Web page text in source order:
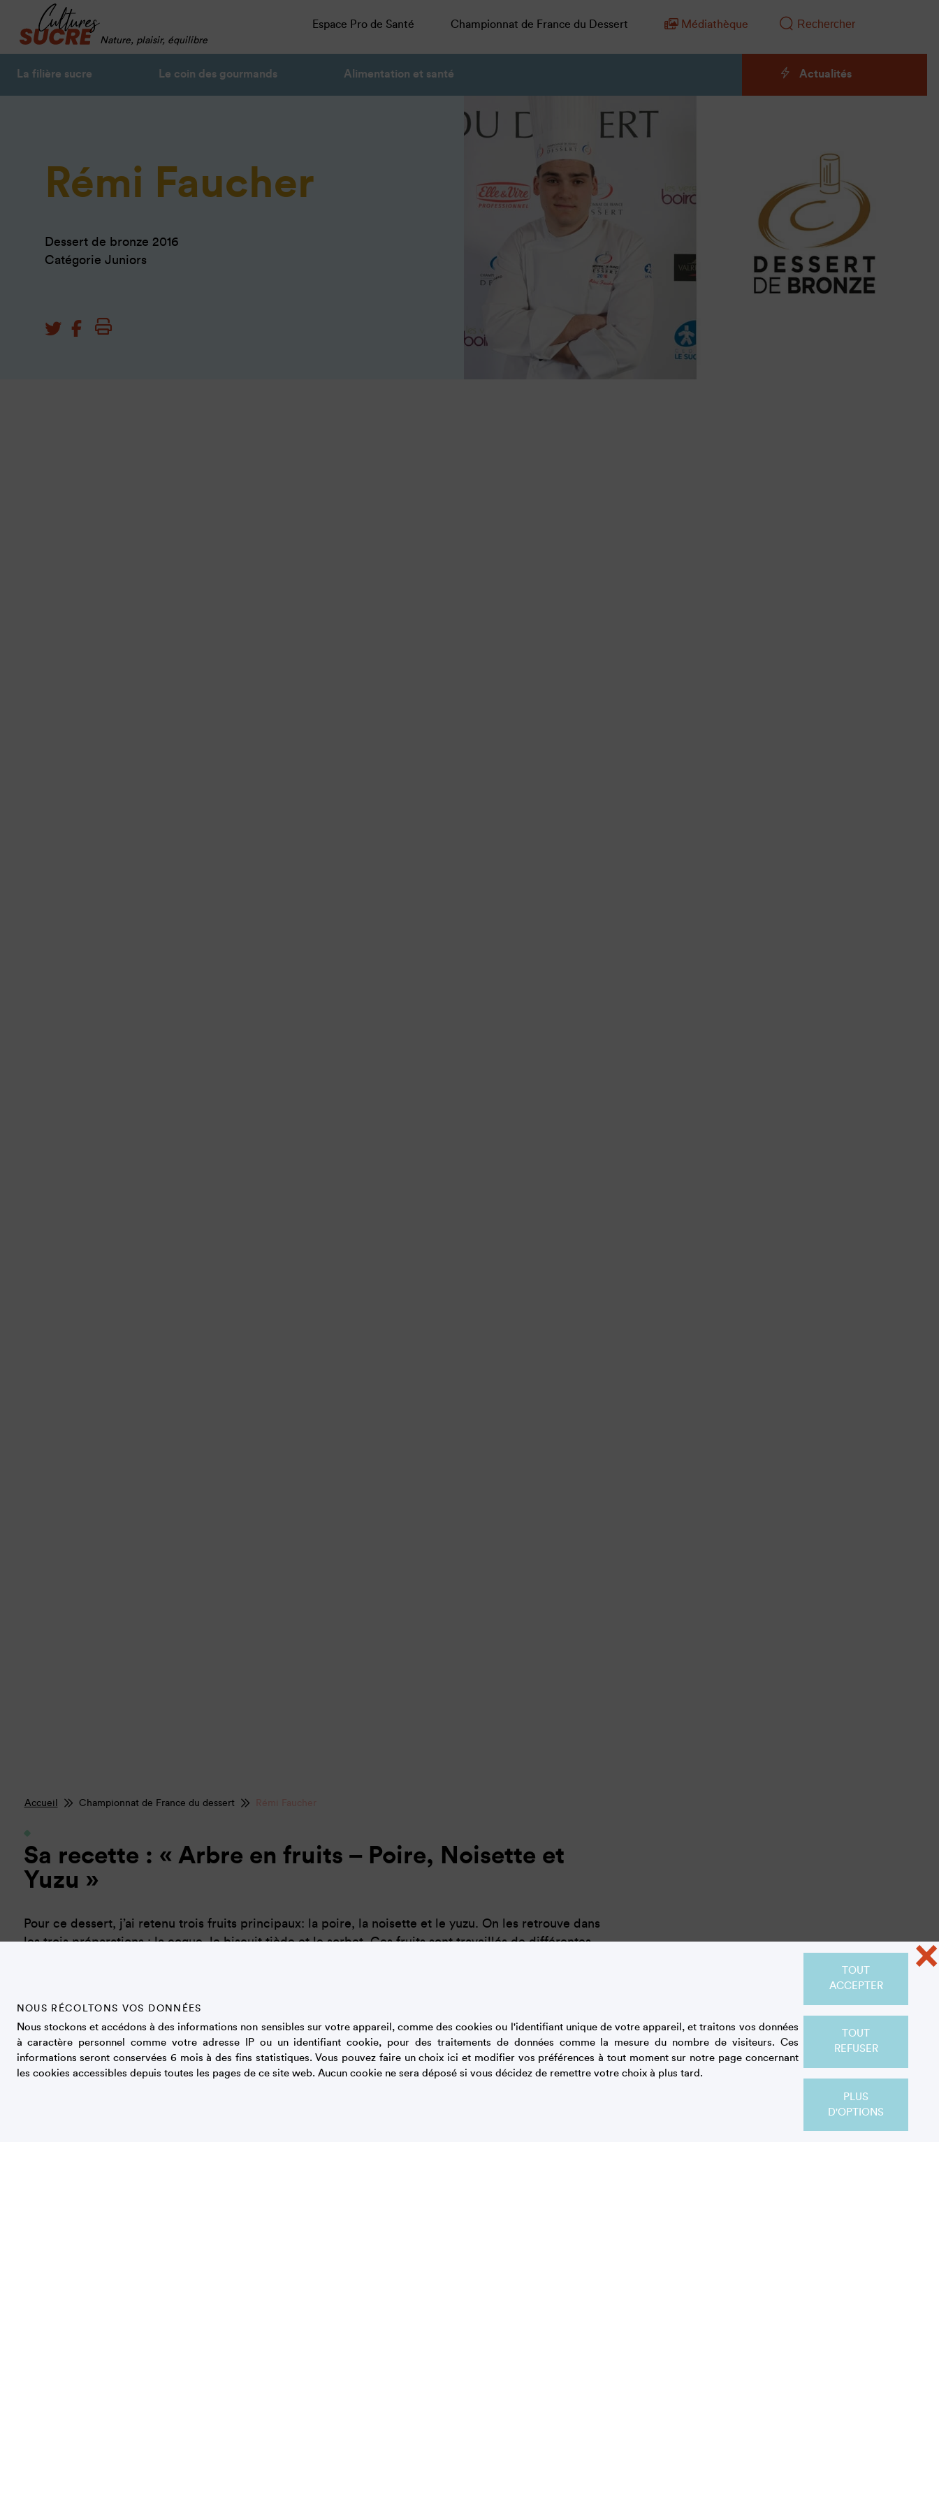
Nature, plaisir, équilibre
Espace Pro de Santé Championnat de France du Dessert Médiathèque
La filière sucre Le coin des gourmands Alimentation et santé Actualités
Rémi Faucher
Dessert de bronze 2016
Catégorie Juniors
Accueil Championnat de France du dessert Rémi Faucher
Sa recette : « Arbre en fruits – Poire, Noisette et
Yuzu »
Pour ce dessert, j’ai retenu trois fruits principaux: la poire, la noisette et le yuzu. On les retrouve dans
les trois préparations : la coque, le biscuit tiède et le sorbet. Ces fruits sont travaillés de différentes
A cela s ‘ajoute quelques «assaisonnements » : un coulis de citron vert, des pluches de limon cress et
du citron caviar. Tous ces fruits proviennent d’arbres ou d’arbustes d’ici ou d’ailleurs et ont été cueillis
avec soin; la décoration évoque la coupe d’un arbre : l’arbre au centre de l’assiette.
×
NOUS RÉCOLTONS VOS DONNÉES
Nous stockons et accédons à des informations non sensibles sur votre appareil, comme des cookies ou l'identifiant unique de votre appareil, et traitons vos données
à caractère personnel comme votre adresse IP ou un identifiant cookie, pour des traitements de données comme la mesure du nombre de visiteurs. Ces
informations seront conservées 6 mois à des fins statistiques. Vous pouvez faire un choix ici et modifier vos préférences à tout moment sur notre page concernant
les cookies accessibles depuis toutes les pages de ce site web. Aucun cookie ne sera déposé si vous décidez de remettre votre choix à plus tard.
TOUT
ACCEPTER
TOUT
REFUSER
PLUS
D'OPTIONS